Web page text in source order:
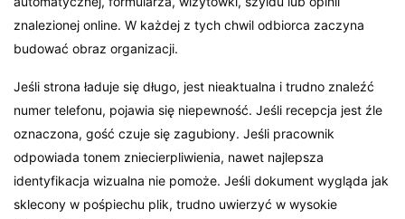
znalezionej online. W każdej z tych chwil odbiorca zaczyna
budować obraz organizacji.
Jeśli strona ładuje się długo, jest nieaktualna i trudno znaleźć
numer telefonu, pojawia się niepewność. Jeśli recepcja jest źle
oznaczona, gość czuje się zagubiony. Jeśli pracownik
odpowiada tonem zniecierpliwienia, nawet najlepsza
identyfikacja wizualna nie pomoże. Jeśli dokument wygląda jak
sklecony w pośpiechu plik, trudno uwierzyć w wysokie